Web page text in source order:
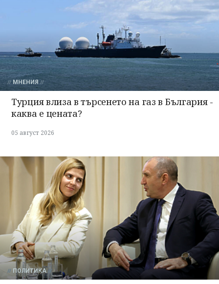
МНЕНИЯ
Турция влиза в търсенето на газ в България -
каква е цената?
05 август 2026
ПОЛИТИКА